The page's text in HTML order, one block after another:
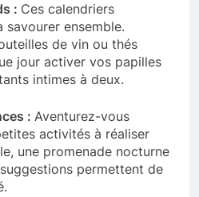
: Ces calendriers
ensemble.
de vin ou thés
jour activer vos papilles
intimes à deux.
: Aventurez-vous
activités à réaliser
une promenade nocturne
permettent de